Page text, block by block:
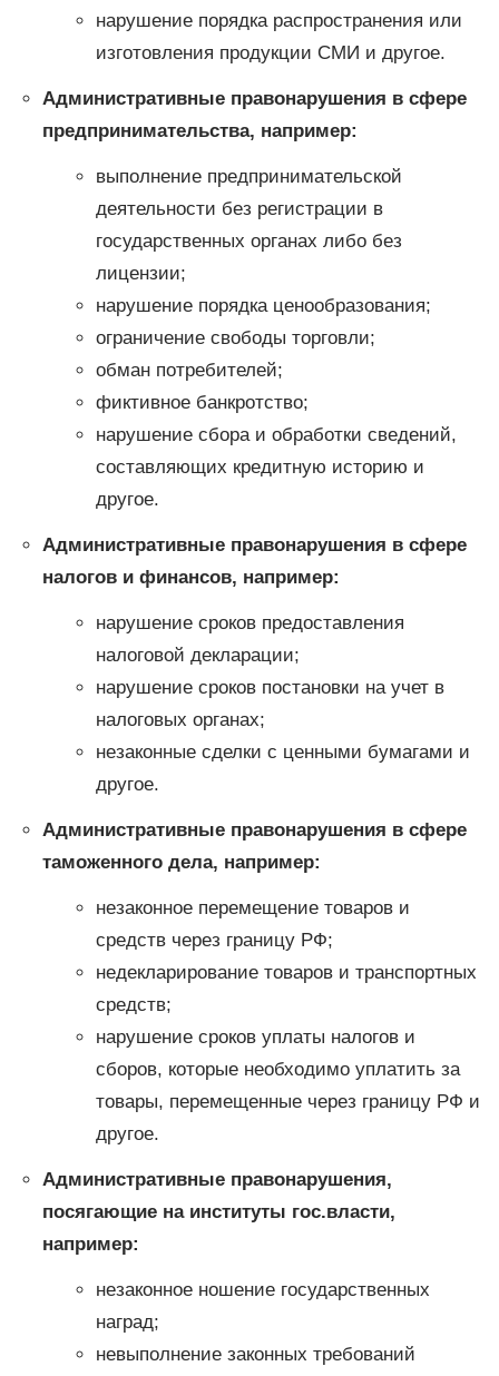
нарушение порядка распространения или
изготовления продукции СМИ и другое.
Административные правонарушения в сфере
предпринимательства, например:
выполнение предпринимательской
деятельности без регистрации в
государственных органах либо без
лицензии;
нарушение порядка ценообразования;
ограничение свободы торговли;
обман потребителей;
фиктивное банкротство;
нарушение сбора и обработки сведений,
составляющих кредитную историю и
другое.
Административные правонарушения в сфере
налогов и финансов, например:
нарушение сроков предоставления
налоговой декларации;
нарушение сроков постановки на учет в
налоговых органах;
незаконные сделки с ценными бумагами и
другое.
Административные правонарушения в сфере
таможенного дела, например:
незаконное перемещение товаров и
средств через границу РФ;
недекларирование товаров и транспортных
средств;
нарушение сроков уплаты налогов и
сборов, которые необходимо уплатить за
товары, перемещенные через границу РФ и
другое.
Административные правонарушения,
посягающие на институты гос.власти,
например:
незаконное ношение государственных
наград;
невыполнение законных требований